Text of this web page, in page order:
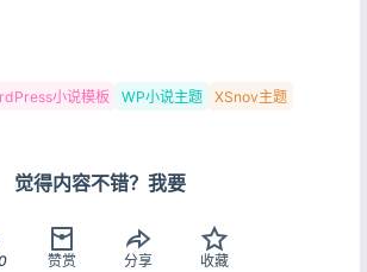
小说模板 WP小说主题 XSnov主题
觉得内容不错？我要
赞赏 分享 收藏
忘记密码?